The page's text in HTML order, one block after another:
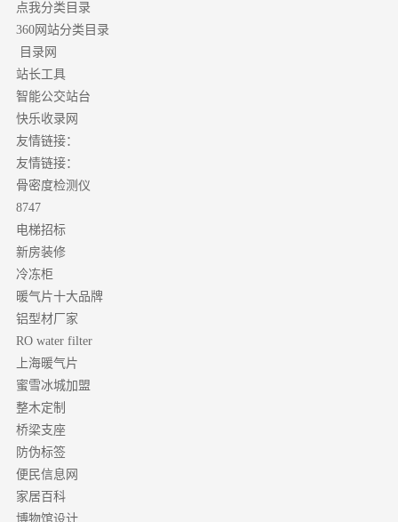
点我分类目录
360网站分类目录
目录网
站长工具
智能公交站台
快乐收录网
友情链接：
友情链接：
骨密度检测仪
8747
电梯招标
新房装修
冷冻柜
暖气片十大品牌
铝型材厂家
RO water filter
上海暖气片
蜜雪冰城加盟
整木定制
桥梁支座
防伪标签
便民信息网
家居百科
博物馆设计